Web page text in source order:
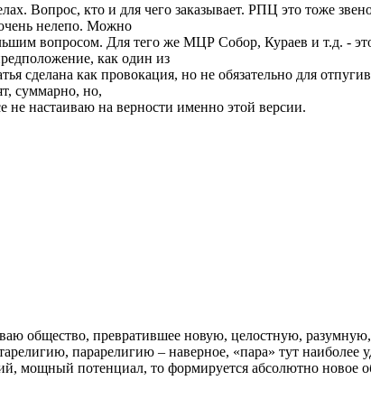
Вопрос, кто и для чего заказывает. РПЦ это тоже
нелепо. Можно
вопросом. Для тего же МЦР Собор, Кураев и т.д. -
как один из
сделана как провокация, но не обязательно для
суммарно, но,
настаиваю на верности именно этой версии.
общество, превратившее новую, целостную,
парарелигию – наверное, «пара» тут наиболее
мощный потенциал, то формируется абсолютно новое